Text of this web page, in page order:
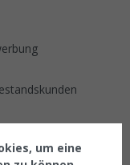
behalten wir
um eine